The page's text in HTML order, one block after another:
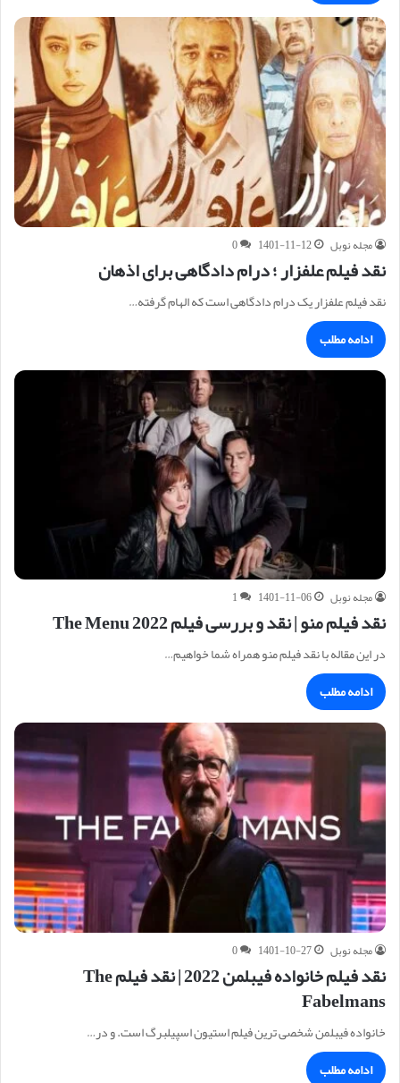
مجله نوبل 1401-11-12
0
نقد فیلم علفزار ؛ درام دادگاهی برای اذهان
نقد فیلم علفزار یک درام دادگاهی است که الهام گرفته…
ادامه مطلب
مجله نوبل 1401-11-06
1
نقد فیلم منو | نقد و بررسی فیلم The Menu 2022
در این مقاله با نقد فیلم منو همراه شما خواهیم…
ادامه مطلب
مجله نوبل 1401-10-27
0
نقد فیلم خانواده‌ فیبلمن 2022 | نقد فیلم The
Fabelmans
خانواده فیبلمن شخصی ترین فیلم استیون اسپیلبرگ است. و در…
ادامه مطلب